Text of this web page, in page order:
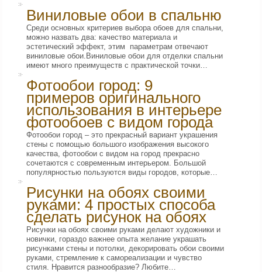
Виниловые обои в спальню
Среди основных критериев выбора обоев для спальни,
можно назвать два: качество материала и
эстетический эффект, этим параметрам отвечают
виниловые обои.Виниловые обои для отделки спальни
имеют много преимуществ с практической точки…
Фотообои город: 9
примеров оригинального
использования в интерьере
фотообоев с видом города
Фотообои город – это прекрасный вариант украшения
стены с помощью большого изображения высокого
качества, фотообои с видом на город прекрасно
сочетаются с современным интерьером. Большой
популярностью пользуются виды городов, которые…
Рисунки на обоях своими
руками: 4 простых способа
сделать рисунок на обоях
Рисунки на обоях своими руками делают художники и
новички, гораздо важнее опыта желание украшать
рисунками стены и потолки, декорировать обои своими
руками, стремление к самореализации и чувство
стиля. Нравится разнообразие? Любите…